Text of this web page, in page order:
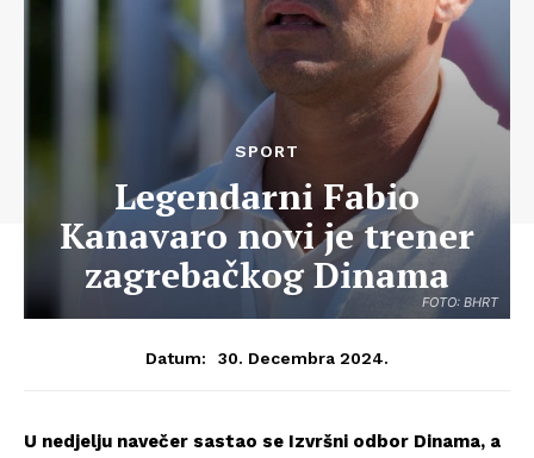
FOTO: BHRT
SPORT
Legendarni Fabio
Kanavaro novi je trener
zagrebačkog Dinama
Datum: 30. Decembra 2024.
U nedjelju navečer sastao se Izvršni odbor Dinama, a